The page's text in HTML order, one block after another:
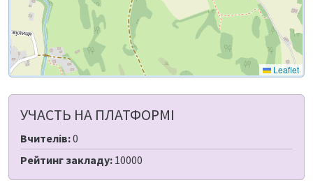
Leaflet
УЧАСТЬ НА ПЛАТФОРМІ
Вчителів:0
Рейтинг закладу: 10000